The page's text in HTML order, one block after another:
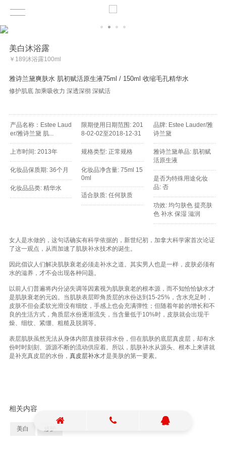
美白沐浴露
￥189沐浴露100ml
雅诗兰黛爽肤水 肌初赋活原生液75ml / 150ml 收缩毛孔精华水
修护肌底 加乘吸收力 深透深彻 深赋活
产品名称：Estee Laud
er/雅诗兰黛 肌...
上市时间: 2013年
化妆品保质期: 36个月
化妆品品类: 精华水
限期使用日期范围: 201
8-02-02至2018-12-31
规格类型: 正常规格
化妆品净含量: 75ml 15
0ml
适合肤质: 任何肤质
品牌: Estee Lauder/雅
诗兰黛
雅诗兰黛单品: 肌初赋
活原生液
是否为特殊用途化妆
品: 否
功效: 均匀肤色 提亮肤
色 补水 保湿 滋润
女人是水做的，这句话确实有科学依据的，新世纪初，加拿大科学家首次论证
了这一观点，从而加速了肌肤补水技术的诞生。
因此倡议人们解决肌肤衰老必须走补水之道。其实男人也是一样，皮肤必须有
水的滋养，才不会出现各种问题。
以前人们普遍将内分泌失调等因素视为肌肤衰老的根本源，而不知恰恰缺水才
是肌肤衰老的元凶。当肌肤表层即角质层的水份达到15-25%，含水充足时，
皮肤不但会柔软光滑没有细纹，手感上也会充满弹性；但随着年龄的增长和不
良的生活方式，角质层水份逐渐流失，当含量低于10%时，皮肤就会出现干
燥、细纹、紧绷、粗糙及脱屑等。
表层肌肤虽然无法从身体内部直接获得水份，但在肌肤的底层真皮层，却有水
份时时刻刻、源源不断的流动供应着。所以，肌肤补水从源头、根本上来讲就
是补充真皮层的水份， 真皮层补水才是美肤的第一要素。
相关内容
美白